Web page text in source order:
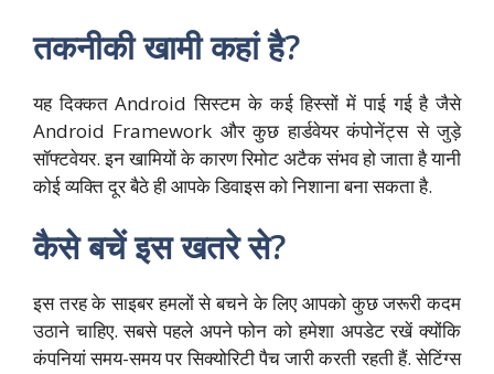
तकनीकी खामी कहां है?
यह दिक्कत Android सिस्टम के कई हिस्सों में पाई गई है जैसे
Android Framework और कुछ हार्डवेयर कंपोनेंट्स से जुड़े
सॉफ्टवेयर. इन खामियों के कारण रिमोट अटैक संभव हो जाता है यानी
कोई व्यक्ति दूर बैठे ही आपके डिवाइस को निशाना बना सकता है.
कैसे बचें इस खतरे से?
इस तरह के साइबर हमलों से बचने के लिए आपको कुछ जरूरी कदम
उठाने चाहिए. सबसे पहले अपने फोन को हमेशा अपडेट रखें क्योंकि
कंपनियां समय-समय पर सिक्योरिटी पैच जारी करती रहती हैं. सेटिंग्स